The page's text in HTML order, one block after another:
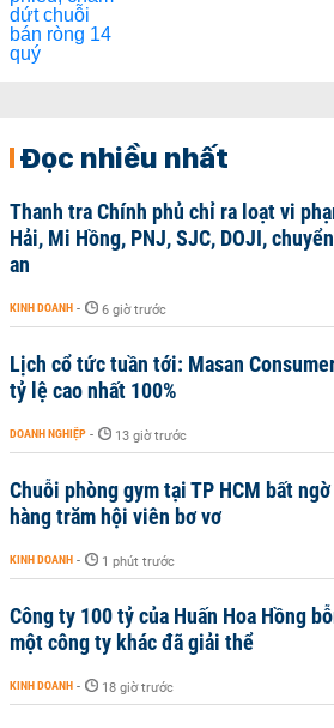
Đọc nhiều nhất
Thanh tra Chính phủ chỉ ra loạt vi
Hải, Mi Hồng, PNJ, SJC, DOJI,
an
KINH DOANH - 6 giờ trước
Lịch cổ tức tuần tới: Masan
tỷ lệ cao nhất 100%
DOANH NGHIỆP - 13 giờ trước
Chuỗi phòng gym tại TP HCM bất
hàng trăm hội viên bơ vơ
KINH DOANH - 1 phút trước
Công ty 100 tỷ của Huấn Hoa Hồng
một công ty khác đã giải thể
KINH DOANH - 18 giờ trước